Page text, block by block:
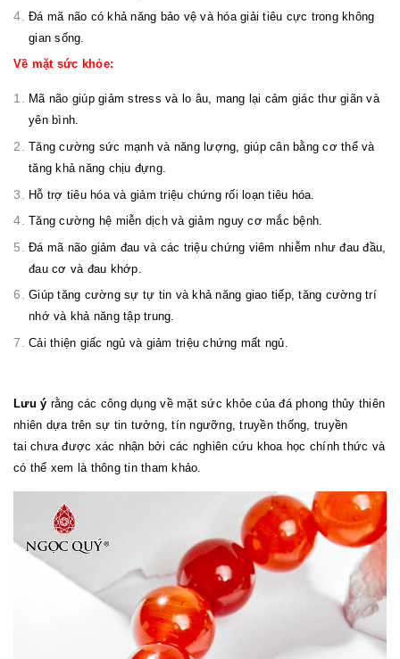
Đá mã não có khả năng bảo vệ và hóa giải tiêu cực trong không
gian sống.
Về mặt sức khỏe:
Mã não giúp giảm stress và lo âu, mang lại cảm giác thư giãn và
yên bình.
Tăng cường sức mạnh và năng lượng, giúp cân bằng cơ thể và
tăng khả năng chịu đựng.
Hỗ trợ tiêu hóa và giảm triệu chứng rối loạn tiêu hóa.
Tăng cường hệ miễn dịch và giảm nguy cơ mắc bệnh.
Đá mã não giảm đau và các triệu chứng viêm nhiễm như đau đầu,
đau cơ và đau khớp.
Giúp tăng cường sự tự tin và khả năng giao tiếp, tăng cường trí
nhớ và khả năng tập trung.
Cải thiện giấc ngủ và giảm triệu chứng mất ngủ.
Lưu ý rằng các công dụng về mặt sức khỏe của đá phong thủy thiên
nhiên dựa trên sự tin tưởng, tín ngưỡng, truyền thống, truyền
tai chưa được xác nhận bởi các nghiên cứu khoa học chính thức và
có thể xem là thông tin tham khảo.